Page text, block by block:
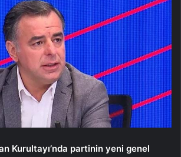
Kurultayı’nda partinin yeni genel